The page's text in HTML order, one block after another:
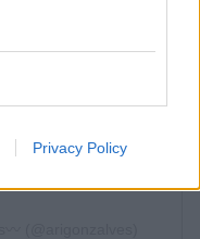
Privacy Policy